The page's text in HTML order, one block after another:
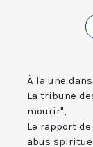
À la une
La tribune
mourir",
Le rapport
abus